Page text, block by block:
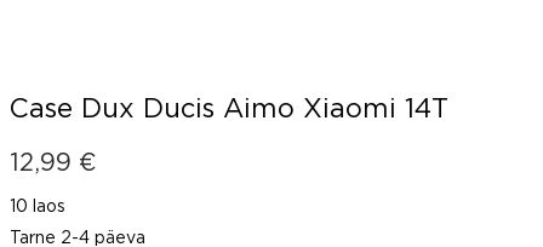
Case Dux Ducis Aimo Xiaomi 14T
12,99 €
10 laos
Tarne 2-4 päeva